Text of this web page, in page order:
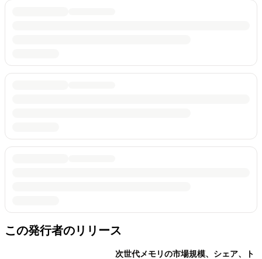
この発行者のリリース
次世代メモリの市場規模、シェア、ト